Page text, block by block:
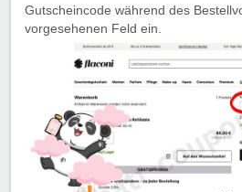
Gutscheincode während des
vorgesehenen Feld ein.